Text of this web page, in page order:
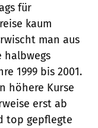
für
kaum
man aus
halbwegs
1999 bis 2001.
höhere Kurse
erst ab
top gepflegte